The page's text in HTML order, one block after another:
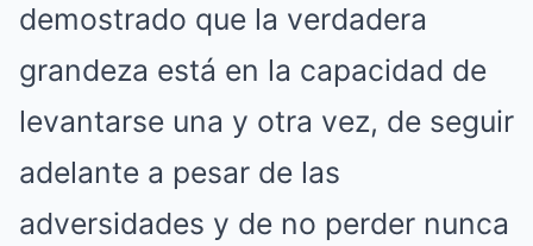
demostrado que la verdadera
grandeza está en la capacidad de
levantarse una y otra vez, de seguir
adelante a pesar de las
adversidades y de no perder nunca